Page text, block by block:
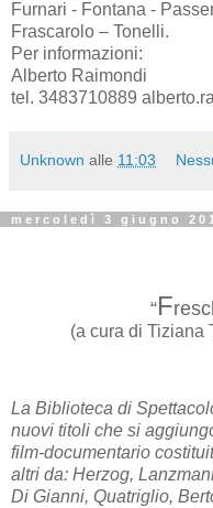
Furnari - Fontana -
Frascarolo – Tonelli.
Per informazioni:
Alberto Raimondi
tel. 3483710889
Unknown alle 11:03
mercoledì 3 giugno
“F
(a cura di Tiziana
La Biblioteca di
nuovi titoli che si
film-documentario
altri da: Herzog,
Di Gianni, Quatriglio,